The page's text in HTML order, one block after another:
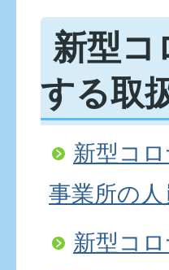
新型コ
する取
新型コ
事業所の
新型コ